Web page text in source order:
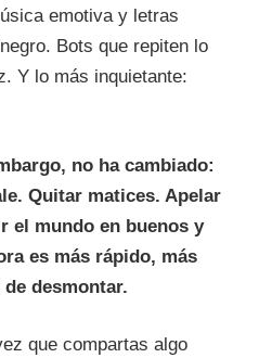
emotiva y letras
Bots que repiten lo
Y lo más inquietante:
no ha cambiado:
Quitar matices. Apelar
el mundo en buenos y
es más rápido, más
desmontar.
que compartas algo